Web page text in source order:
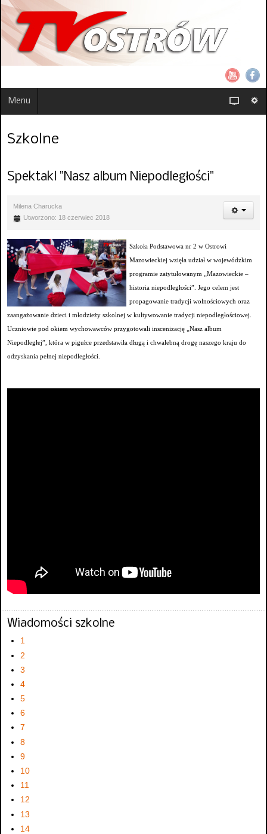
Menu
Szkolne
Spektakl "Nasz album Niepodległości"
Milena Charucka
Utworzono: 18 czerwiec 2018
Szkoła Podstawowa nr 2 w Ostrowi
Mazowieckiej wzięła udział w wojewódzkim
programie zatytułowanym „Mazowieckie –
historia niepodległości”. Jego celem jest
propagowanie tradycji wolnościowych oraz
zaangażowanie dzieci i młodzieży szkolnej w kultywowanie tradycji niepodległościowej.
Uczniowie pod okiem wychowawców przygotowali inscenizację „Nasz album
Niepodległej”, która w pigułce przedstawiła długą i chwalebną drogę naszego kraju do
odzyskania pełnej niepodległości.
Wiadomości szkolne
1
2
3
4
5
6
7
8
9
10
11
12
13
14